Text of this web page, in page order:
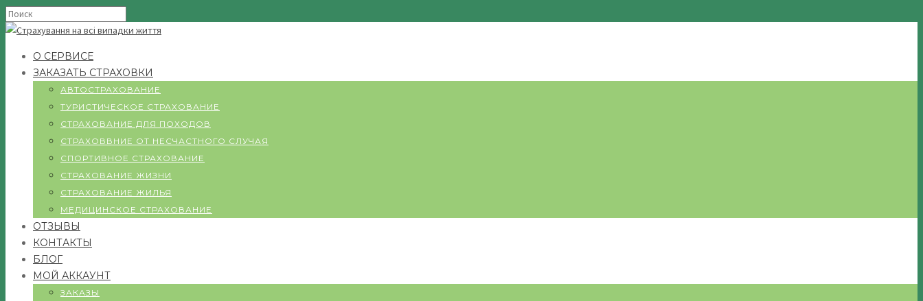
О СЕРВИСЕ
ЗАКАЗАТЬ СТРАХОВКИ
АВТОСТРАХОВАНИЕ
ТУРИСТИЧЕСКОЕ СТРАХОВАНИЕ
СТРАХОВАНИЕ ДЛЯ ПОХОДОВ
СТРАХОВВНИЕ ОТ НЕСЧАСТНОГО СЛУЧАЯ
СПОРТИВНОЕ СТРАХОВАНИЕ
СТРАХОВАНИЕ ЖИЗНИ
СТРАХОВАНИЕ ЖИЛЬЯ
МЕДИЦИНСКОЕ СТРАХОВАНИЕ
ОТЗЫВЫ
КОНТАКТЫ
БЛОГ
МОЙ АККАУНТ
ЗАКАЗЫ